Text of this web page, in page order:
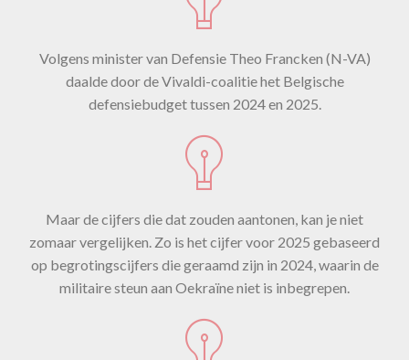
Volgens minister van Defensie Theo Francken (N-VA)
daalde door de Vivaldi-coalitie het Belgische
defensiebudget tussen 2024 en 2025.
Maar de cijfers die dat zouden aantonen, kan je niet
zomaar vergelijken. Zo is het cijfer voor 2025 gebaseerd
op begrotingscijfers die geraamd zijn in 2024, waarin de
militaire steun aan Oekraïne niet is inbegrepen.